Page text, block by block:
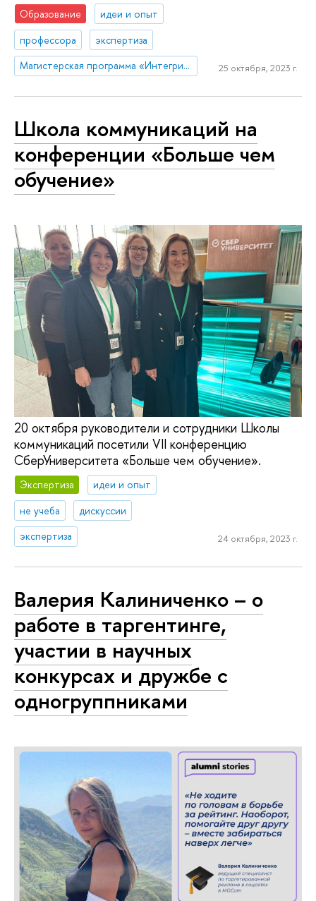
Образование
идеи и опыт
профессора
экспертиза
Магистерская программа «Интегрированные коммуникации»
25 октября, 2023 г.
Школа коммуникаций на
конференции «Больше чем
обучение»
20 октября руководители и сотрудники Школы
коммуникаций посетили VII конференцию
СберУниверситета «Больше чем обучение».
Экспертиза
идеи и опыт
не учеба
дискуссии
экспертиза
24 октября, 2023 г.
Валерия Калиниченко – о
работе в таргентинге,
участии в научных
конкурсах и дружбе с
одногруппниками